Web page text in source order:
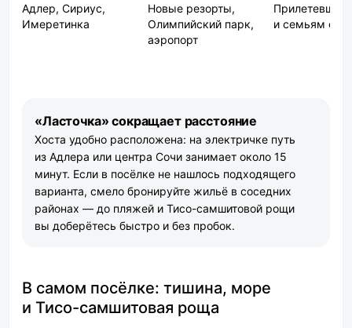
Адлер, Сириус,
Имеретинка
Новые резорты,
Олимпийский парк,
аэропорт
Прилетевшим
и семьям с
«Ласточка» сокращает расстояние
Хоста удобно расположена: на электричке путь
из Адлера или центра Сочи занимает около 15
минут. Если в посёлке не нашлось подходящего
варианта, смело бронируйте жильё в соседних
районах — до пляжей и Тисо-самшитовой рощи
вы доберётесь быстро и без пробок.
В самом посёлке: тишина, море
и Тисо-самшитовая роща